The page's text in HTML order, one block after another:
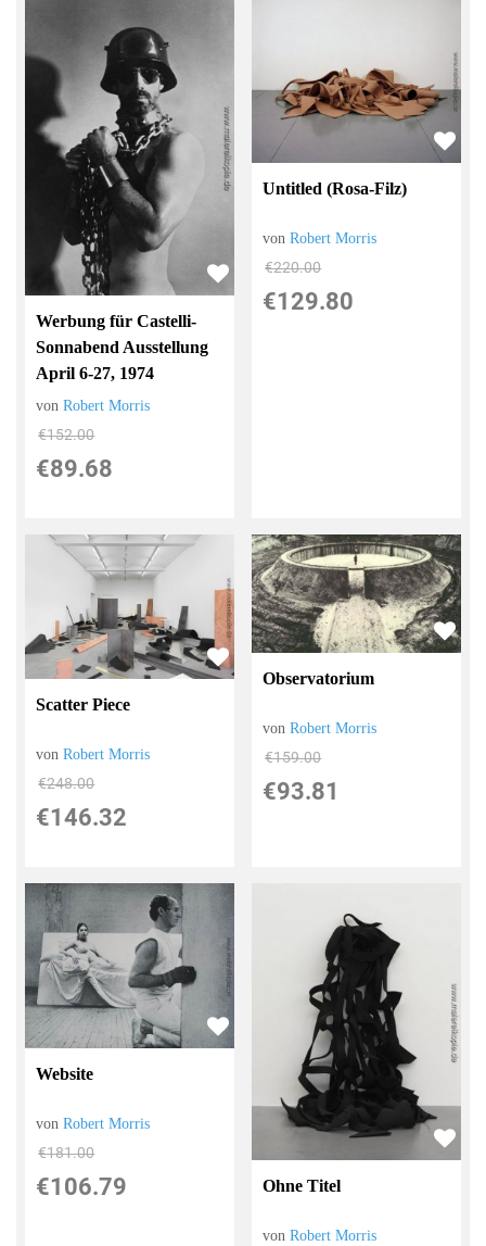
Werbung für Castelli-
Sonnabend Ausstellung
April 6-27, 1974
vonRobert Morris
€152.00
€89.68
Untitled (Rosa-Filz)
vonRobert Morris
€220.00
€129.80
Scatter Piece
vonRobert Morris
€248.00
€146.32
Observatorium
vonRobert Morris
€159.00
€93.81
Website
vonRobert Morris
€181.00
€106.79 Ohne Titel
vonRobert Morris